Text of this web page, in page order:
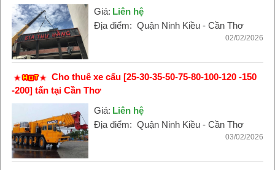
Giá: Liên hệ
Địa điểm: Quận Ninh Kiều - Cần Thơ
02/02/2026
Cho thuê xe cẩu [25-30-35-50-75-80-100-120 -150
-200] tấn tại Cần Thơ
Giá: Liên hệ
Địa điểm: Quận Ninh Kiều - Cần Thơ
03/02/2026